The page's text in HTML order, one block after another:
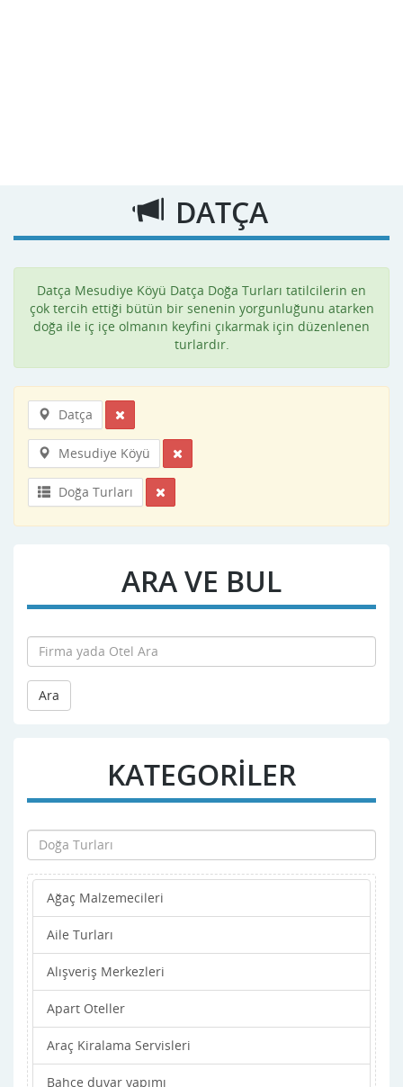
DATÇA
Datça Mesudiye Köyü Datça Doğa Turları tatilcilerin en
çok tercih ettiği bütün bir senenin yorgunluğunu atarken
doğa ile iç içe olmanın keyfini çıkarmak için düzenlenen
turlardır.
Datça
Mesudiye Köyü
Doğa Turları
ARA VE BUL
Ara
KATEGORİLER
Ağaç Malzemecileri
Aile Turları
Alışveriş Merkezleri
Apart Oteller
Araç Kiralama Servisleri
Bahçe duvar yapımı